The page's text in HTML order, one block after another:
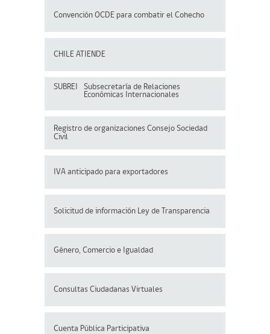
Convención OCDE para combatir el Cohecho
CHILE ATIENDE
SUBREI
Subsecretaría de Relaciones
Económicas Internacionales
Registro de organizaciones Consejo Sociedad
Civil
IVA anticipado para exportadores
Solicitud de información Ley de Transparencia
Género, Comercio e Igualdad
Consultas Ciudadanas Virtuales
Cuenta Pública Participativa